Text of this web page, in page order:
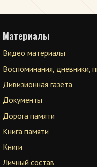
Материалы
Видео материалы
Воспоминания, дневники,
Дивизионная газета
Документы
Дорога памяти
Книга памяти
Книги
Личный состав